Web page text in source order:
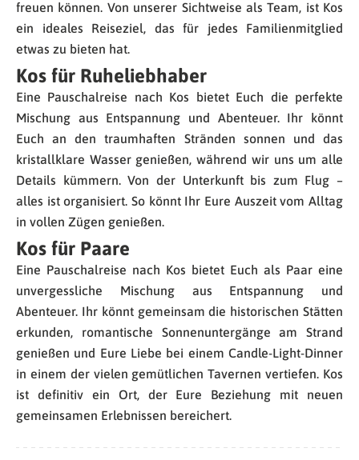
freuen können. Von unserer Sichtweise als Team, ist Kos
ein ideales Reiseziel, das für jedes Familienmitglied
etwas zu bieten hat.
Kos für Ruheliebhaber
Eine Pauschalreise nach Kos bietet Euch die perfekte
Mischung aus Entspannung und Abenteuer. Ihr könnt
Euch an den traumhaften Stränden sonnen und das
kristallklare Wasser genießen, während wir uns um alle
Details kümmern. Von der Unterkunft bis zum Flug –
alles ist organisiert. So könnt Ihr Eure Auszeit vom Alltag
in vollen Zügen genießen.
Kos für Paare
Eine Pauschalreise nach Kos bietet Euch als Paar eine
unvergessliche Mischung aus Entspannung und
Abenteuer. Ihr könnt gemeinsam die historischen Stätten
erkunden, romantische Sonnenuntergänge am Strand
genießen und Eure Liebe bei einem Candle-Light-Dinner
in einem der vielen gemütlichen Tavernen vertiefen. Kos
ist definitiv ein Ort, der Eure Beziehung mit neuen
gemeinsamen Erlebnissen bereichert.